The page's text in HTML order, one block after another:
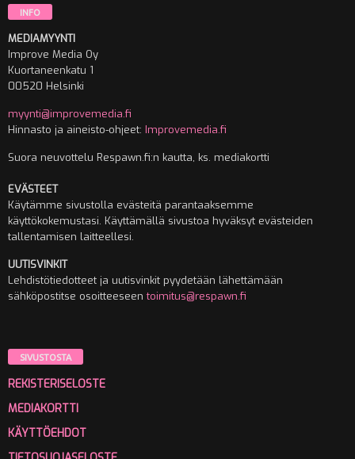
INFO
MEDIAMYYNTI
Improve Media Oy
Kuortaneenkatu 1
00520 Helsinki
myynti@improvemedia.fi
Hinnasto ja aineisto-ohjeet: Improvemedia.fi
Suora neuvottelu Respawn.fi:n kautta, ks. mediakortti
EVÄSTEET
Käytämme sivustolla evästeitä parantaaksemme
käyttökokemustasi. Käyttämällä sivustoa hyväksyt evästeiden
tallentamisen laitteellesi.
UUTISVINKIT
Lehdistötiedotteet ja uutisvinkit pyydetään lähettämään
sähköpostitse osoitteeseentoimitus@respawn.fi
SIVUSTOSTA
REKISTERISELOSTE
MEDIAKORTTI
KÄYTTÖEHDOT